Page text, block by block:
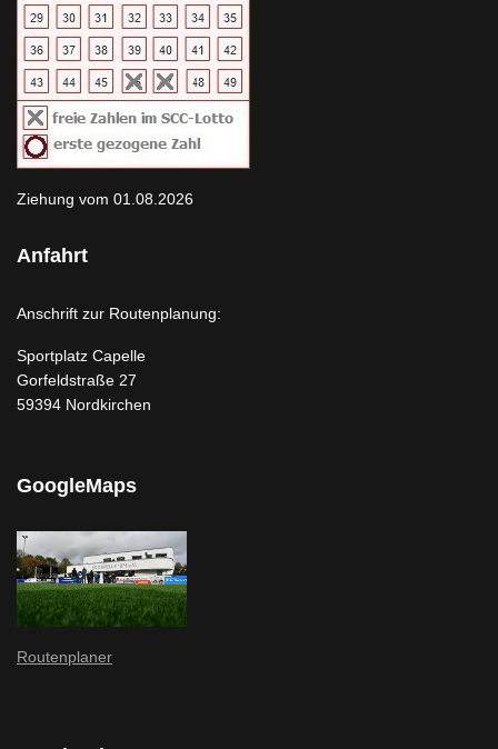
Ziehung vom 01.08.2026
Anfahrt
Anschrift zur Routenplanung:
Sportplatz Capelle
Gorfeldstraße 27
59394 Nordkirchen
GoogleMaps
Routenplaner